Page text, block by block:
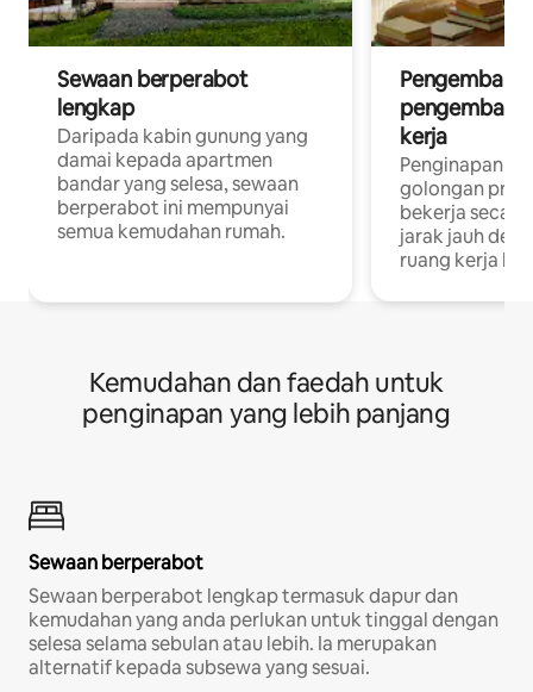
Sewaan berperabot
lengkap
Daripada kabin gunung yang
damai kepada apartmen
bandar yang selesa, sewaan
berperabot ini mempunyai
semua kemudahan rumah.
Pengembara
pengembara
kerja
Penginapan
golongan
bekerja
jarak jauh
ruang kerja
Kemudahan dan faedah untuk
penginapan yang lebih panjang
Sewaan berperabot
Sewaan berperabot lengkap termasuk dapur dan
kemudahan yang anda perlukan untuk tinggal dengan
selesa selama sebulan atau lebih. Ia merupakan
alternatif kepada subsewa yang sesuai.